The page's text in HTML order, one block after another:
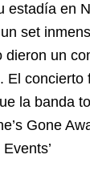
estadía en
set
dieron un
El concierto
la banda
Gone